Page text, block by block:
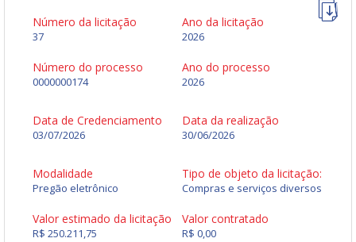
Número da licitação
37
Ano da licitação
2026
Número do processo
0000000174
Ano do processo
2026
Data de Credenciamento
03/07/2026
Data da realização
30/06/2026
Modalidade
Pregão eletrônico
Tipo de objeto da licitação:
Compras e serviços diversos
Valor estimado da licitação
R$ 250.211,75
Valor contratado
R$ 0,00